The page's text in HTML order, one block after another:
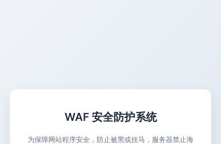
WAF 安全防护系统
为保障网站程序安全，防止被黑或挂马，服务器禁止海